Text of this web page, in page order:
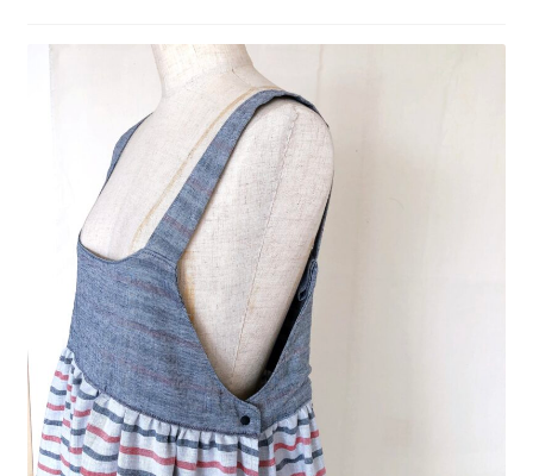
＊＊ 防水有５層（一体型） ＊＊